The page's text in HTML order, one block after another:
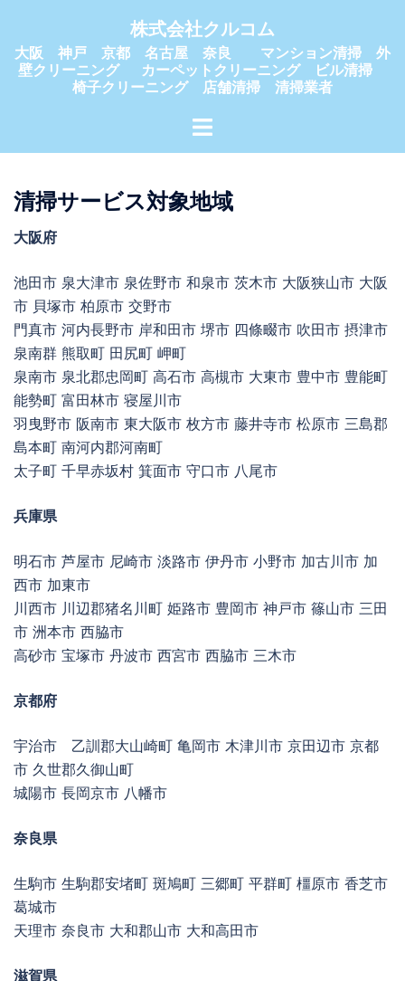
ス
株式会社クルコム
大阪 神戸 京都 名古屋 奈良 マンション清掃 外
壁クリーニング カーペットクリーニング ビル清掃
椅子クリーニング 店舗清掃 清掃業者
ト
メ
ニ
清掃サービス対象地域
大阪府
池田市 泉大津市 泉佐野市 和泉市 茨木市 大阪狭山市 大阪
市 貝塚市 柏原市 交野市
門真市 河内長野市 岸和田市 堺市 四條畷市 吹田市 摂津市
泉南群 熊取町 田尻町 岬町
泉南市 泉北郡忠岡町 高石市 高槻市 大東市 豊中市 豊能町
能勢町 富田林市 寝屋川市
羽曳野市 阪南市 東大阪市 枚方市 藤井寺市 松原市 三島郡
島本町 南河内郡河南町
太子町 千早赤坂村 箕面市 守口市 八尾市
兵庫県
明石市 芦屋市 尼崎市 淡路市 伊丹市 小野市 加古川市 加
西市 加東市
川西市 川辺郡猪名川町 姫路市 豊岡市 神戸市 篠山市 三田
市 洲本市 西脇市
高砂市 宝塚市 丹波市 西宮市 西脇市 三木市
京都府
宇治市 乙訓郡大山崎町 亀岡市 木津川市 京田辺市 京都
市 久世郡久御山町
城陽市 長岡京市 八幡市
奈良県
生駒市 生駒郡安堵町 斑鳩町 三郷町 平群町 橿原市 香芝市
葛城市
天理市 奈良市 大和郡山市 大和高田市
滋賀県